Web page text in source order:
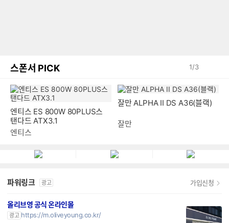
스폰서 PICK 1/3
엔티스 ES 800W 80PLUS스
탠다드 ATX3.1
엔티스
잘만 ALPHA II DS A36(블랙)
잘만
파워링크 광고 가입신청
올리브영 공식 온라인몰
광고 https://m.oliveyoung.co.kr/